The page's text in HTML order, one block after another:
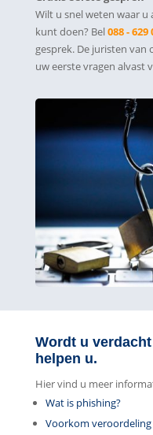
Wilt u snel weten waar
kunt doen? Bel088 - 629
gesprek. De juristen
uw eerste vragen alvast
Wordt u
helpen u.
Hier vind u meer
Wat is phishing?
Voorkom